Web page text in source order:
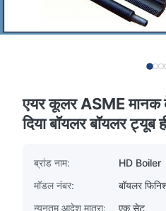
एयर कूलर ASME मानक
दिया बॉयलर बॉयलर ट्यूब
ब्रांड नाम:
HD Boiler
मॉडल नंबर:
बॉयलर
न्यूनतम आदेश मात्रा:
एक सेट